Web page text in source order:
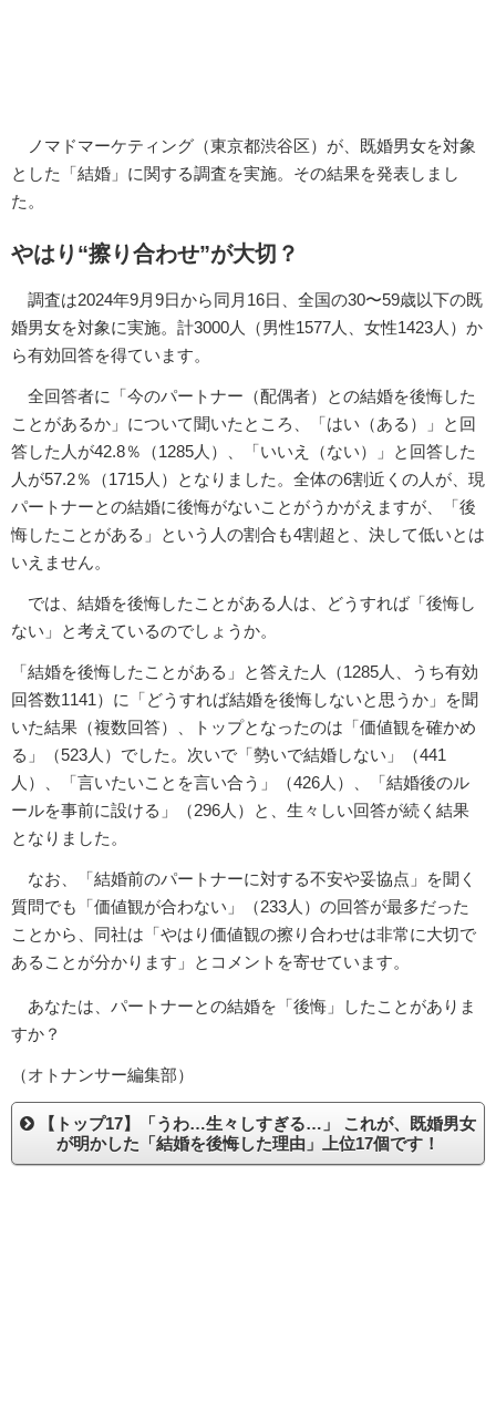
ノマドマーケティング（東京都渋谷区）が、既婚男女を対象
とした「結婚」に関する調査を実施。その結果を発表しまし
た。
やはり“擦り合わせ”が大切？
調査は2024年9月9日から同月16日、全国の30〜59歳以下の既
婚男女を対象に実施。計3000人（男性1577人、女性1423人）か
ら有効回答を得ています。
全回答者に「今のパートナー（配偶者）との結婚を後悔した
ことがあるか」について聞いたところ、「はい（ある）」と回
答した人が42.8％（1285人）、「いいえ（ない）」と回答した
人が57.2％（1715人）となりました。全体の6割近くの人が、現
パートナーとの結婚に後悔がないことがうかがえますが、「後
悔したことがある」という人の割合も4割超と、決して低いとは
いえません。
では、結婚を後悔したことがある人は、どうすれば「後悔し
ない」と考えているのでしょうか。
「結婚を後悔したことがある」と答えた人（1285人、うち有効
回答数1141）に「どうすれば結婚を後悔しないと思うか」を聞
いた結果（複数回答）、トップとなったのは「価値観を確かめ
る」（523人）でした。次いで「勢いで結婚しない」（441
人）、「言いたいことを言い合う」（426人）、「結婚後のル
ールを事前に設ける」（296人）と、生々しい回答が続く結果
となりました。
なお、「結婚前のパートナーに対する不安や妥協点」を聞く
質問でも「価値観が合わない」（233人）の回答が最多だった
ことから、同社は「やはり価値観の擦り合わせは非常に大切で
あることが分かります」とコメントを寄せています。
あなたは、パートナーとの結婚を「後悔」したことがありま
すか？
（オトナンサー編集部）
【トップ17】「うわ…生々しすぎる…」 これが、既婚男女
が明かした「結婚を後悔した理由」上位17個です！